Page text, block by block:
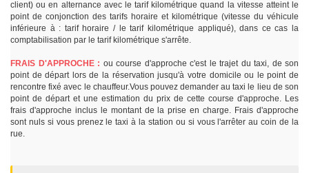
client) ou en alternance avec le tarif kilométrique quand la vitesse atteint le
point de conjonction des tarifs horaire et kilométrique (vitesse du véhicule
inférieure à : tarif horaire / le tarif kilométrique appliqué), dans ce cas la
comptabilisation par le tarif kilométrique s'arrête.
FRAIS D'APPROCHE : ou course d'approche c'est le trajet du taxi, de son
point de départ lors de la réservation jusqu'à votre domicile ou le point de
rencontre fixé avec le chauffeur.Vous pouvez demander au taxi le lieu de son
point de départ et une estimation du prix de cette course d'approche. Les
frais d'approche inclus le montant de la prise en charge. Frais d'approche
sont nuls si vous prenez le taxi à la station ou si vous l'arrêter au coin de la
rue.